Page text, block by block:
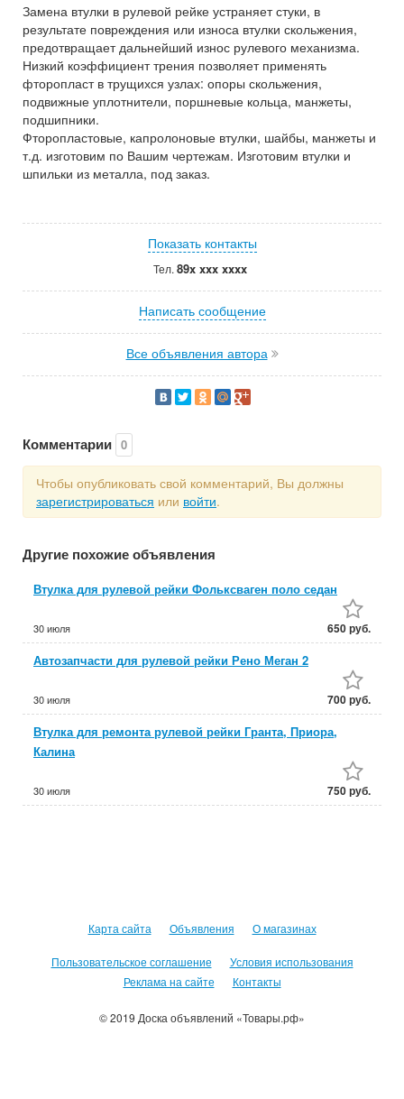
Замена втулки в рулевой рейке устраняет стуки, в
результате повреждения или износа втулки скольжения,
предотвращает дальнейший износ рулевого механизма.
Низкий коэффициент трения позволяет применять
фторопласт в трущихся узлах: опоры скольжения,
подвижные уплотнители, поршневые кольца, манжеты,
подшипники.
Фторопластовые, капролоновые втулки, шайбы, манжеты и
т.д. изготовим по Вашим чертежам. Изготовим втулки и
шпильки из металла, под заказ.
Показать контакты
Тел. 89x xxx xxxx
Написать сообщение
Все объявления автора
Комментарии 0
Чтобы опубликовать свой комментарий, Вы должны
зарегистрироваться или войти.
Другие похожие объявления
Втулка для рулевой рейки Фольксваген поло седан
30 июля 650 руб.
Автозапчасти для рулевой рейки Рено Меган 2
30 июля 700 руб.
Втулка для ремонта рулевой рейки Гранта, Приора,
Калина
30 июля 750 руб.
Карта сайта Объявления О магазинах
Пользовательское соглашение
Условия использования
Реклама на сайте
Контакты
© 2019 Доска объявлений «Товары.рф»